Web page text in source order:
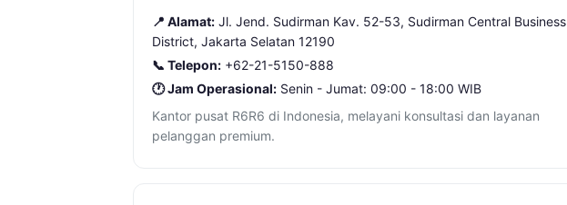
📍 Alamat: Jl. Jend. Sudirman Kav. 52-53, Sudirman Central Business
District, Jakarta Selatan 12190
📞 Telepon: +62-21-5150-888
🕐 Jam Operasional: Senin - Jumat: 09:00 - 18:00 WIB
Kantor pusat R6R6 di Indonesia, melayani konsultasi dan layanan
pelanggan premium.